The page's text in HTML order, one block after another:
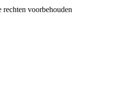
voorbehouden